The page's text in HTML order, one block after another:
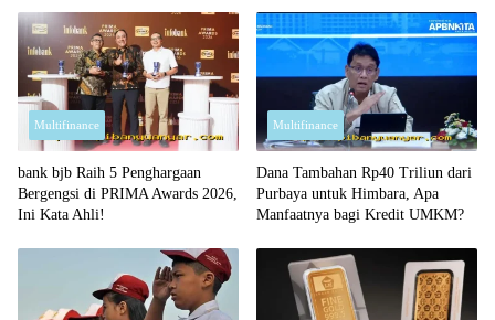
Multifinance
bank bjb Raih 5 Penghargaan
Bergengsi di PRIMA Awards 2026,
Ini Kata Ahli!
Multifinance
Dana Tambahan Rp40 Triliun dari
Purbaya untuk Himbara, Apa
Manfaatnya bagi Kredit UMKM?